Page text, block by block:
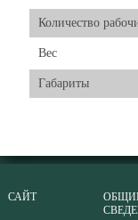
Количество
Вес
Габариты
САЙТ